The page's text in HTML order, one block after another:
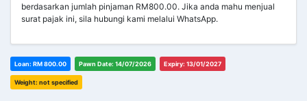
berdasarkan jumlah pinjaman RM800.00. Jika anda mahu menjual
surat pajak ini, sila hubungi kami melalui WhatsApp.
Loan: RM 800.00 Pawn Date: 14/07/2026 Expiry: 13/01/2027
Weight: not specified